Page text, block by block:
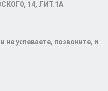
14, ЛИТ.1А
не успеваете, позвоните, и